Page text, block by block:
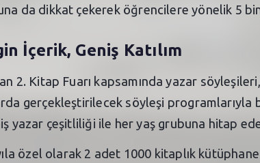
da dikkat çekerek öğrencilere yönelik 5 bin
İçerik, Geniş Katılım
2. Kitap Fuarı kapsamında yazar
gerçekleştirilecek söyleşi programlarıyla
yazar çeşitliliği ile her yaş grubuna hitap
özel olarak 2 adet 1000 kitaplık